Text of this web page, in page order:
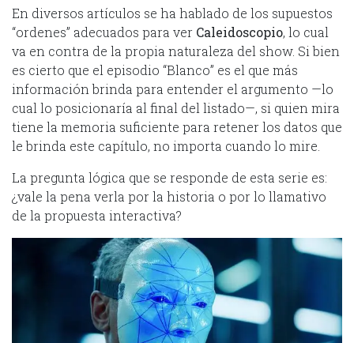
En diversos artículos se ha hablado de los supuestos
“ordenes” adecuados para ver Caleidoscopio, lo cual
va en contra de la propia naturaleza del show. Si bien
es cierto que el episodio “Blanco” es el que más
información brinda para entender el argumento —lo
cual lo posicionaría al final del listado—, si quien mira
tiene la memoria suficiente para retener los datos que
le brinda este capítulo, no importa cuando lo mire.
La pregunta lógica que se responde de esta serie es:
¿vale la pena verla por la historia o por lo llamativo
de la propuesta interactiva?